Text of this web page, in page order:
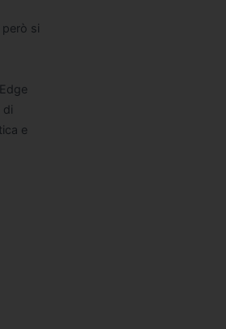
si
di
e